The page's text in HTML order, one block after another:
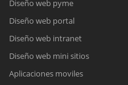
Diseño web pyme
Diseño web portal
Diseño web intranet
Diseño web mini sitios
Aplicaciones moviles